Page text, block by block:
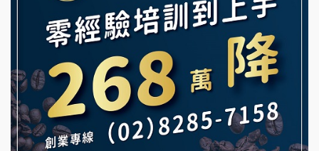
MUSHEN徵SPA美容芳療師
日十。早午食加盟說明會
拾鑶火鍋加盟說明會
TEA TOP加盟說明會
珍好味臭臭鍋加盟說明會
藍象廷泰式火鍋加盟說明會
日十。早午食加盟說明會